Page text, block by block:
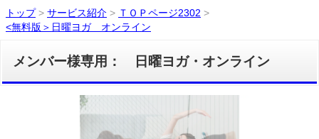
トップ > サービス紹介 > ＴＯＰページ2302 >
<無料版＞日曜ヨガ オンライン
メンバー様専用： 日曜ヨガ・オンライン